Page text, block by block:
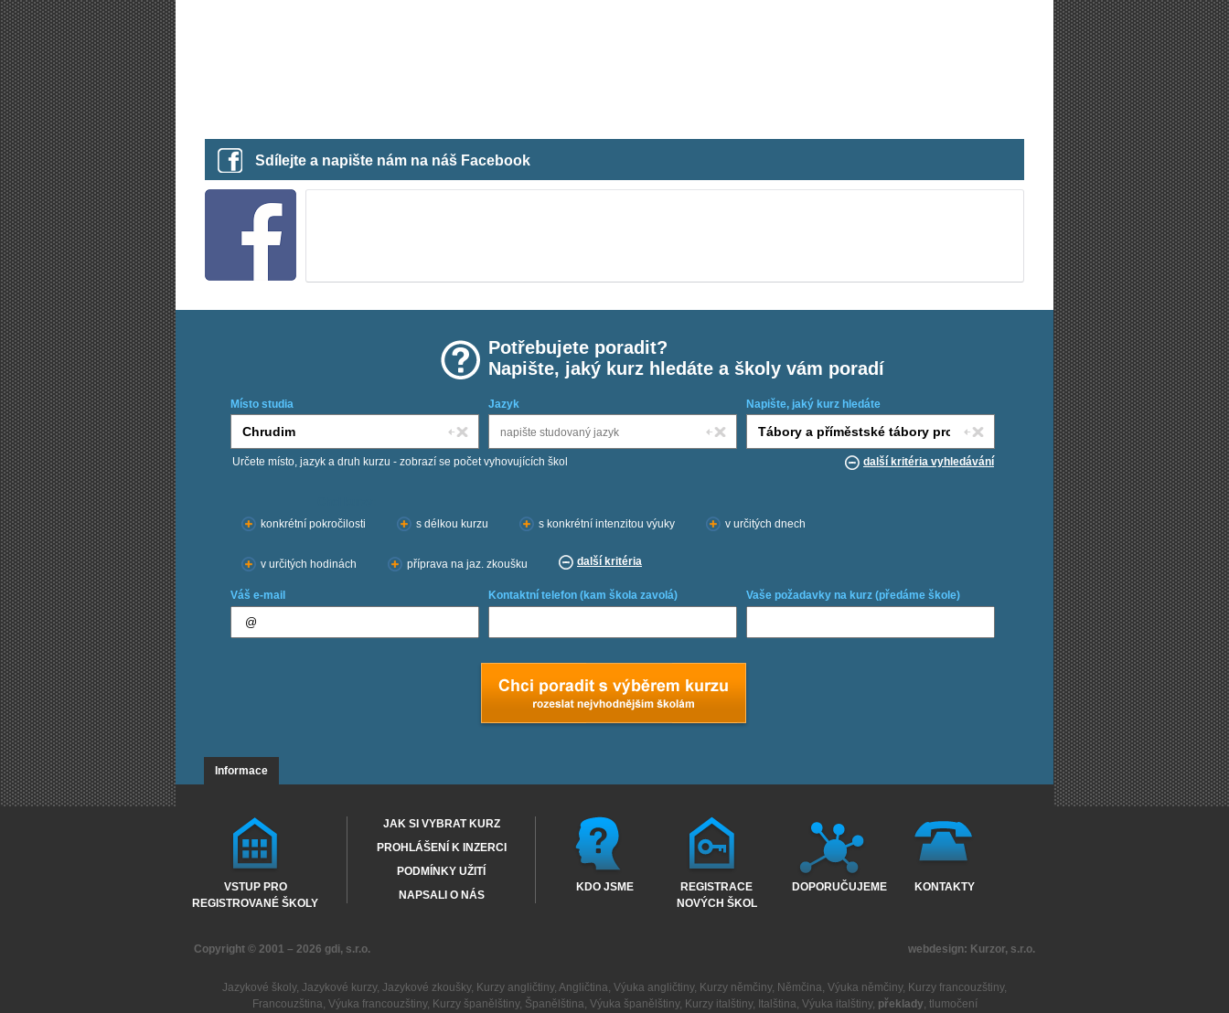
Sdílejte a napište nám na náš Facebook
Potřebujete poradit?
Napište, jaký kurz hledáte a školy vám poradí
Místo studia Jazyk Napište, jaký kurz hledáte
Určete místo, jazyk a druh kurzu - zobrazí se počet vyhovujících škol další kritéria vyhledávání
konkrétní pokročilosti
s délkou kurzu s konkrétní intenzitou výuky v určitých dnech
v určitých hodinách příprava na jaz. zkoušku další kritéria
Váš e-mail Kontaktní telefon (kam škola zavolá) Vaše požadavky na kurz (předáme škole)
Informace
VSTUP PRO
REGISTROVANÉ ŠKOLY
JAK SI VYBRAT KURZ
PROHLÁŠENÍ K INZERCI
PODMÍNKY UŽITÍ
NAPSALI O NÁS
KDO JSME
REGISTRACE
NOVÝCH ŠKOL
DOPORUČUJEME KONTAKTY
Copyright © 2001 – 2026 gdi, s.r.o. webdesign: Kurzor, s.r.o.
Jazykové školy, Jazykové kurzy, Jazykové zkoušky, Kurzy angličtiny, Angličtina, Výuka angličtiny, Kurzy němčiny, Němčina, Výuka němčiny, Kurzy francouzštiny,
Francouzština, Výuka francouzštiny, Kurzy španělštiny, Španělština, Výuka španělštiny, Kurzy italštiny, Italština, Výuka italštiny, překlady, tlumočení